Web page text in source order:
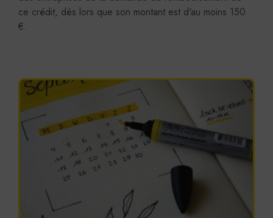
ce crédit, dès lors que son montant est d'au moins 150
€.